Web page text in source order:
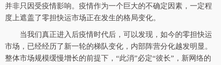
并非只因受疫情影响。疫情作为一个巨大的不确定因素，一定程
度上遮盖了零担快运市场正在发生的格局变化。
当我们真正进入后疫情时代后，可以发现，如今的零担快运
市场，已经经历了新一轮的梯队变化，内部阵营分化越发明显。
整体市场规模缓慢增长的前提下，“此消”必定“彼长”，新网络的